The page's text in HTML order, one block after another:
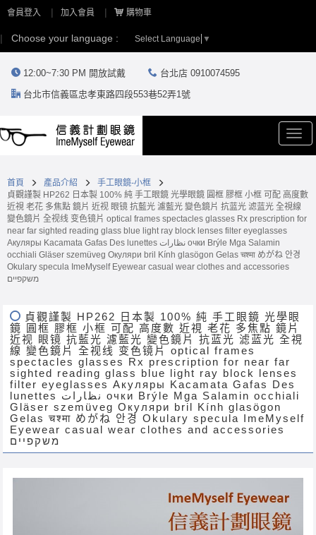
會員登入 加入會員 購物車
Choose your language : Select Language ▼
12:00~7:30 PM 開放試戴
台北店 0910074595
台北市信義區忠孝東路四段553巷52弄1號
首頁 產品介紹
手工眼鏡-小框
貞觀謹製 HP262 日本製 100% 純 手工眼鏡 光學眼鏡 圓框 膠框 小框 可配 高度數
近視 老花 多焦點 鏡片 近视 眼镜 抗藍光 濾藍光 變色鏡片 抗蓝光 滤蓝光 全視線
變色鏡片 全视线 变色镜片 optical frames spectacles glasses Rx prescription for
near far sighted reading glass blue light ray block lenses filter eyeglasses
Акуляры Kacamata Gafas Des lunettes نظارات очки Brýle Mga Salamin
occhiali Gläser szemüveg Окуляри bril Kính glasögon Gelas चश्मा めがね 안경
Okulary specula ImeMyself Eyewear casual wear clothes and accessories
משקפיים
貞觀謹製 HP262 日本製 100% 純 手工眼鏡 光學眼
鏡 圓框 膠框 小框 可配 高度數 近視 老花 多焦點 鏡片
近视 眼镜 抗藍光 濾藍光 變色鏡片 抗蓝光 滤蓝光 全視
線 變色鏡片 全视线 变色镜片 optical frames
spectacles glasses Rx prescription for near far
sighted reading glass blue light ray block lenses
filter eyeglasses Акуляры Kacamata Gafas Des
lunettes نظارات очки Brýle Mga Salamin occhiali
Gläser szemüveg Окуляри bril Kính glasögon
Gelas चश्मा めがね 안경 Okulary specula ImeMyself
Eyewear casual wear clothes and accessories
משקפיים